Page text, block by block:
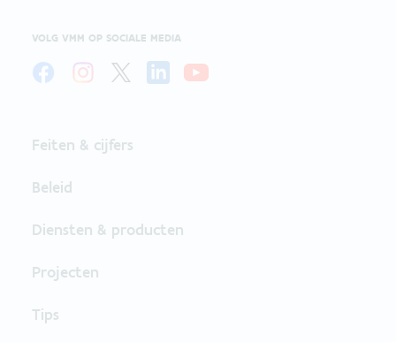
VOLG VMM OP SOCIALE MEDIA
Feiten & cijfers
Beleid
Diensten & producten
Projecten
Tips